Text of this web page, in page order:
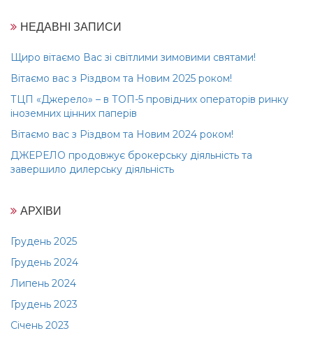
НЕДАВНІ ЗАПИСИ
Щиро вітаємо Вас зі світлими зимовими святами!
Вітаємо вас з Різдвом та Новим 2025 роком!
ТЦП «Джерело» – в ТОП-5 провідних операторів ринку
іноземних цінних паперів
Вітаємо вас з Різдвом та Новим 2024 роком!
ДЖЕРЕЛО продовжує брокерську діяльність та
завершило дилерську діяльність
АРХІВИ
Грудень 2025
Грудень 2024
Липень 2024
Грудень 2023
Січень 2023